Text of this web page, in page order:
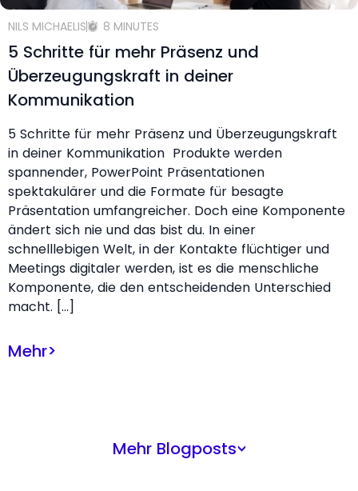
NILS MICHAELIS 8 MINUTES
5 Schritte für mehr Präsenz und
Überzeugungskraft in deiner
Kommunikation
5 Schritte für mehr Präsenz und Überzeugungskraft
in deiner Kommunikation Produkte werden
spannender, PowerPoint Präsentationen
spektakulärer und die Formate für besagte
Präsentation umfangreicher. Doch eine Komponente
ändert sich nie und das bist du. In einer
schnelllebigen Welt, in der Kontakte flüchtiger und
Meetings digitaler werden, ist es die menschliche
Komponente, die den entscheidenden Unterschied
macht. […]
Mehr>
Mehr Blogposts>